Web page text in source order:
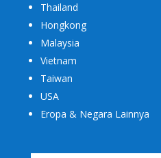
Thailand
Hongkong
Malaysia
Vietnam
Taiwan
USA
Eropa & Negara Lainnya